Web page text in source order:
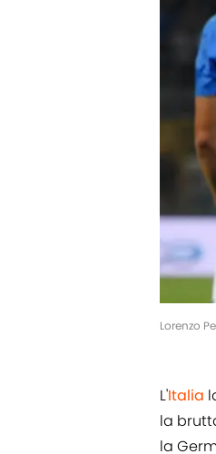
Lorenzo
L'Italia
la
la